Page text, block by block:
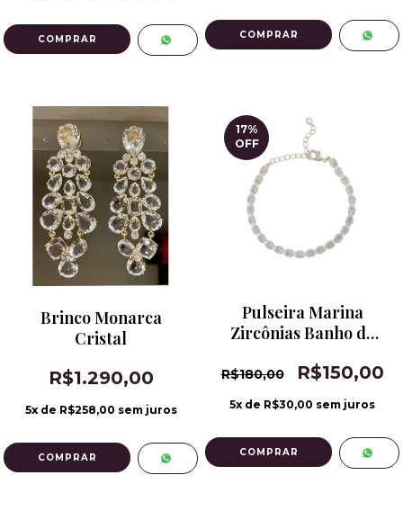
COMPRAR
Brinco Monarca
Cristal
R$1.290,00
5x de R$258,00 sem juros
17%
OFF
Pulseira Marina
Zircônias Banho de
R$180,00 R$150,00
5x de R$30,00 sem juros